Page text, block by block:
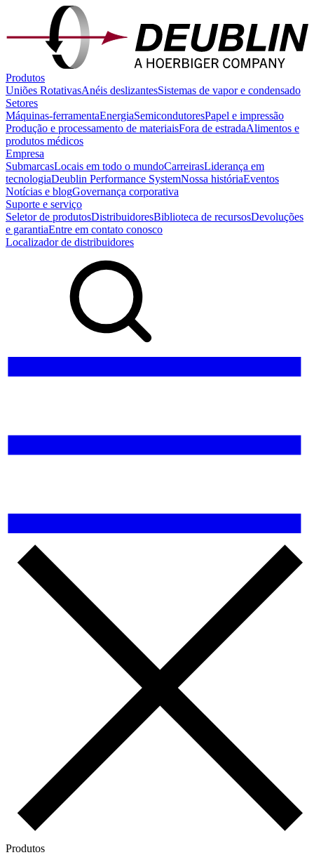
Produtos
Uniões RotativasAnéis deslizantesSistemas de vapor e condensado
Setores
Máquinas-ferramentaEnergiaSemicondutoresPapel e impressão
Produção e processamento de materiaisFora de estradaAlimentos e
produtos médicos
Empresa
SubmarcasLocais em todo o mundoCarreirasLiderança em
tecnologiaDeublin Performance SystemNossa históriaEventos
Notícias e blogGovernança corporativa
Suporte e serviço
Seletor de produtosDistribuidoresBiblioteca de recursosDevoluções
e garantiaEntre em contato conosco
Localizador de distribuidores
Produtos